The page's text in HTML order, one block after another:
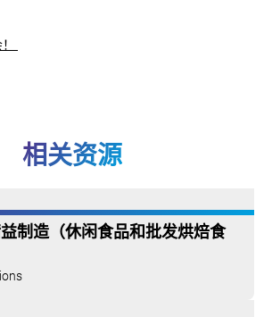
相关资源
制造（休闲食品和批发烘焙食